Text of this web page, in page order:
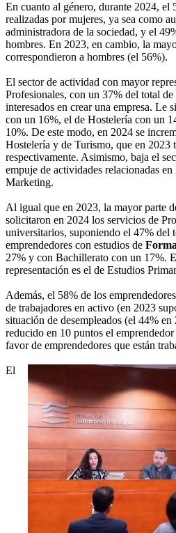
En cuanto al género, durante 2024, el
realizadas por mujeres, ya sea como
administradora de la sociedad, y el
hombres. En 2023, en cambio, la
correspondieron a hombres (el 56%).
El sector de actividad con mayor
Profesionales, con un 37% del total
interesados en crear una empresa. Le
con un 16%, el de Hostelería con un
10%. De este modo, en 2024 se
Hostelería y de Turismo, que en
respectivamente. Asimismo, baja el
empuje de actividades relacionadas
Marketing.
Al igual que en 2023, la mayor parte
solicitaron en 2024 los servicios de
universitarios, suponiendo el 47% del
emprendedores con estudios de
27% y con Bachillerato con un 17%.
representación es el de Estudios
Además, el 58% de los
de trabajadores en activo (en 2023
situación de desempleados (el 44% en
reducido en 10 puntos el
favor de emprendedores que están
El